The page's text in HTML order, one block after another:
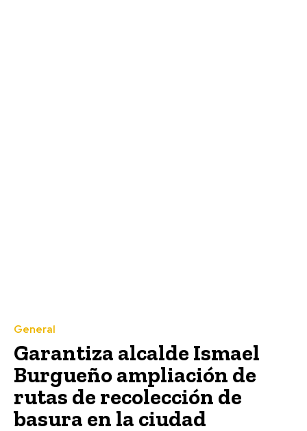
General
Garantiza alcalde Ismael
Burgueño ampliación de
rutas de recolección de
basura en la ciudad